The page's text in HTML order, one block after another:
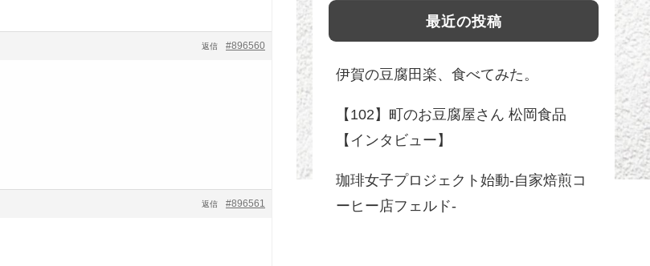
#896560
返信
#896561
返信
最近の投稿
伊賀の豆腐田楽、食べてみた。
【102】町のお豆腐屋さん 松岡食品
【インタビュー】
珈琲女子プロジェクト始動-自家焙煎コ
ーヒー店フェルド-